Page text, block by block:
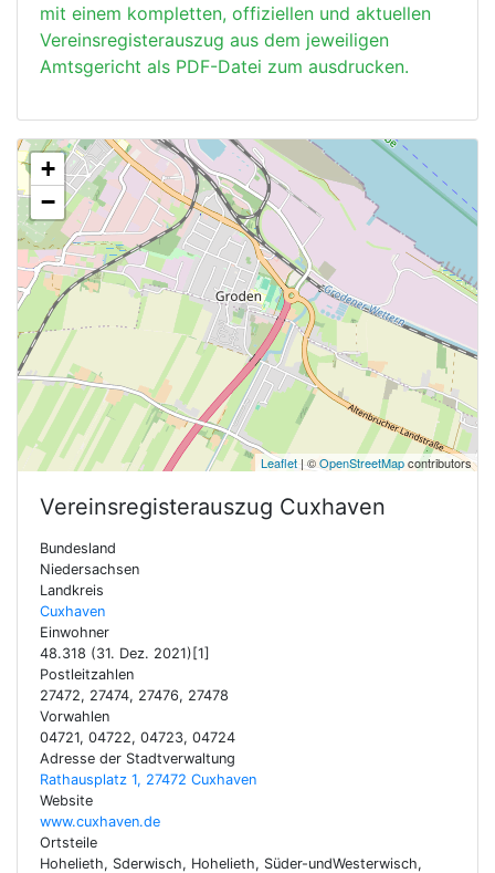
mit einem kompletten, offiziellen und aktuellen
Vereinsregisterauszug aus dem jeweiligen
Amtsgericht als PDF-Datei zum ausdrucken.
+
−
Leaflet | ©OpenStreetMapcontributors
Vereinsregisterauszug Cuxhaven
Bundesland
Niedersachsen
Landkreis
Cuxhaven
Einwohner
48.318 (31. Dez. 2021)[1]
Postleitzahlen
27472, 27474, 27476, 27478
Vorwahlen
04721, 04722, 04723, 04724
Adresse der Stadtverwaltung
Rathausplatz 1, 27472 Cuxhaven
Website
www.cuxhaven.de
Ortsteile
Hohelieth, Sderwisch, Hohelieth, Süder-undWesterwisch,